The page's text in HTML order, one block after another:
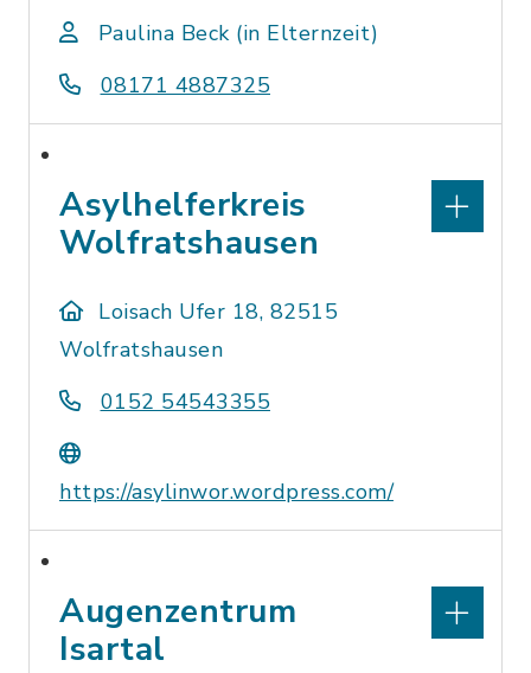
Paulina Beck (in Elternzeit)
08171 4887325
Asylhelferkreis
Wolfratshausen
Loisach Ufer 18, 82515
Wolfratshausen
0152 54543355
https://asylinwor.wordpress.com/
Augenzentrum
Isartal